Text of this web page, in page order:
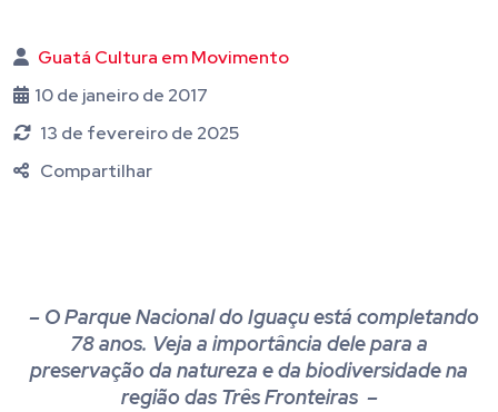
Guatá Cultura em Movimento
10 de janeiro de 2017
13 de fevereiro de 2025
Compartilhar
– O Parque Nacional do Iguaçu está completando
78 anos. Veja a importância dele para a
preservação da natureza e da biodiversidade na
região das Três Fronteiras –